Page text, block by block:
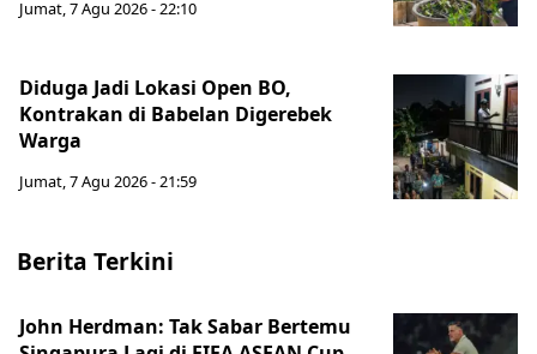
Jumat, 7 Agu 2026 - 22:10
Diduga Jadi Lokasi Open BO,
Kontrakan di Babelan Digerebek
Warga
Jumat, 7 Agu 2026 - 21:59
Berita Terkini
John Herdman: Tak Sabar Bertemu